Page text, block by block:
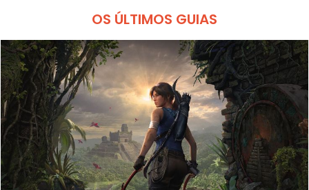
OS ÚLTIMOS GUIAS